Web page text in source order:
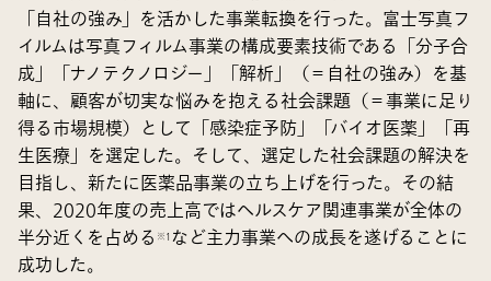
「自社の強み」を活かした事業転換を行った。富士写真フ
イルムは写真フィルム事業の構成要素技術である「分子合
成」「ナノテクノロジー」「解析」（＝自社の強み）を基
軸に、顧客が切実な悩みを抱える社会課題（＝事業に足り
得る市場規模）として「感染症予防」「バイオ医薬」「再
生医療」を選定した。そして、選定した社会課題の解決を
目指し、新たに医薬品事業の立ち上げを行った。その結
果、2020年度の売上高ではヘルスケア関連事業が全体の
半分近くを占める ※1 など主力事業への成長を遂げることに
成功した。